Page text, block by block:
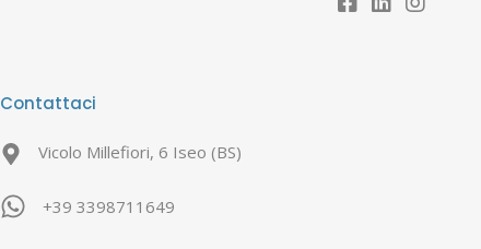
Contattaci
Vicolo Millefiori, 6 Iseo (BS)
+39 3398711649